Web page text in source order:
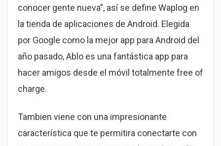
conocer gente nueva”, así se define Waplog en
la tienda de aplicaciones de Android. Elegida
por Google como la mejor app para Android del
año pasado, Ablo es una fantástica app para
hacer amigos desde el móvil totalmente free of
charge.
Tambien viene con una impresionante
característica que te permitira conectarte con